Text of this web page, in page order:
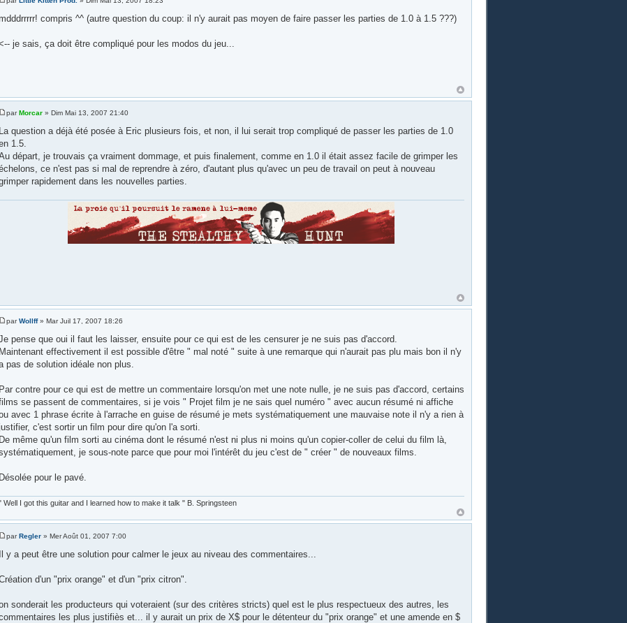
compris ^^ (autre question du coup: il n'y aurait pas moyen de faire passer les parties de 1.0 à 1.5 ???)
je sais, ça doit être compliqué pour les modos du jeu...
parMorcar» Dim Mai 13, 2007 21:40
La question a déjà été posée à Eric plusieurs fois, et non, il lui serait trop compliqué de passer les parties de 1.0
1.5.
départ, je trouvais ça vraiment dommage, et puis finalement, comme en 1.0 il était assez facile de grimper les
ce n'est pas si mal de reprendre à zéro, d'autant plus qu'avec un peu de travail on peut à nouveau
rapidement dans les nouvelles parties.
parWollff» Mar Juil 17, 2007 18:26
pense que oui il faut les laisser, ensuite pour ce qui est de les censurer je ne suis pas d'accord.
Maintenant effectivement il est possible d'être " mal noté " suite à une remarque qui n'aurait pas plu mais bon il n'y
pas de solution idéale non plus.
Par contre pour ce qui est de mettre un commentaire lorsqu'on met une note nulle, je ne suis pas d'accord, certains
se passent de commentaires, si je vois " Projet film je ne sais quel numéro " avec aucun résumé ni affiche
avec 1 phrase écrite à l'arrache en guise de résumé je mets systématiquement une mauvaise note il n'y a rien à
c'est sortir un film pour dire qu'on l'a sorti.
De même qu'un film sorti au cinéma dont le résumé n'est ni plus ni moins qu'un copier-coller de celui du film là,
je sous-note parce que pour moi l'intérêt du jeu c'est de " créer " de nouveaux films.
Désolée pour le pavé.
Well I got this guitar and I learned how to make it talk " B. Springsteen
parRegler» Mer Août 01, 2007 7:00
Il y a peut être une solution pour calmer le jeux au niveau des commentaires...
d'un "prix orange" et d'un "prix citron".
sonderait les producteurs qui voteraient (sur des critères stricts) quel est le plus respectueux des autres, les
les plus justifiès et... il y aurait un prix de X$ pour le détenteur du "prix orange" et une amende en $